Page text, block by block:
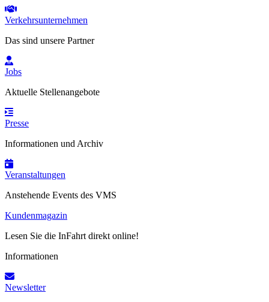
Verkehrsunternehmen
Das sind unsere Partner
Jobs
Aktuelle Stellenangebote
Presse
Informationen und Archiv
Veranstaltungen
Anstehende Events des VMS
Kundenmagazin
Lesen Sie die InFahrt direkt online!
Informationen
Newsletter